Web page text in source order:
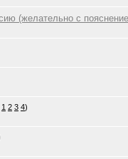
(желательно с
1 2 3 4)